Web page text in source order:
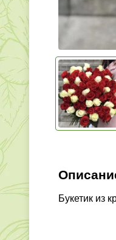
Букетик из